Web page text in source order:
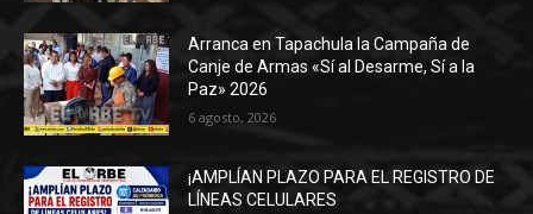
Arranca en Tapachula la Campaña de
Canje de Armas «Sí al Desarme, Sí a la
Paz» 2026
6 agosto, 2026
¡AMPLÍAN PLAZO PARA EL REGISTRO DE
LÍNEAS CELULARES